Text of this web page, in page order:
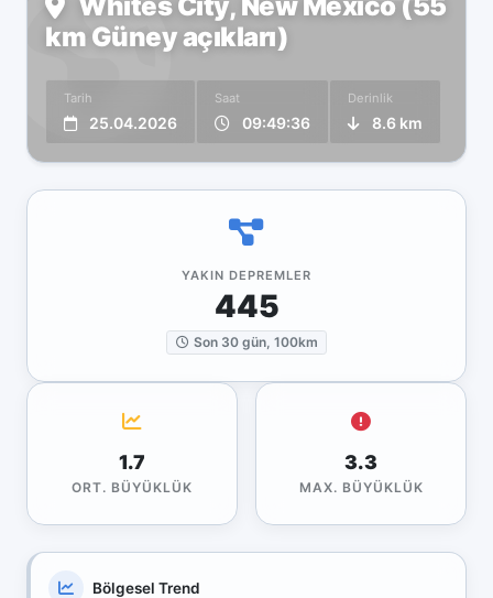
km Güney açıkları)
Tarih
25.04.2026
Saat
09:49:36
Derinlik
8.6 km
YAKIN DEPREMLER
445
Son 30 gün, 100km
1.7
ORT. BÜYÜKLÜK
3.3
MAX. BÜYÜKLÜK
Bölgesel Trend